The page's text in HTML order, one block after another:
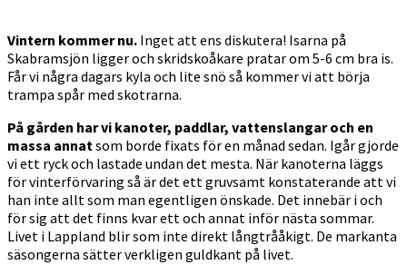
Vintern kommer nu. Inget att ens diskutera! Isarna på
Skabramsjön ligger och skridskoåkare pratar om 5-6 cm bra is.
Får vi några dagars kyla och lite snö så kommer vi att börja
trampa spår med skotrarna.
På gården har vi kanoter, paddlar, vattenslangar och en
massa annatsom borde fixats för en månad sedan. Igår gjorde
vi ett ryck och lastade undan det mesta. När kanoterna läggs
för vinterförvaring så är det ett gruvsamt konstaterande att vi
han inte allt som man egentligen önskade. Det innebär i och
för sig att det finns kvar ett och annat inför nästa sommar.
Livet i Lappland blir som inte direkt långtrååkigt. De markanta
säsongerna sätter verkligen guldkant på livet.